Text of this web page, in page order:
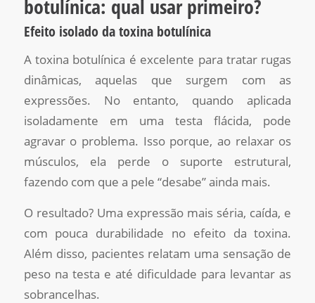
botulínica: qual usar primeiro?
Efeito isolado da toxina botulínica
A toxina botulínica é excelente para tratar rugas
dinâmicas, aquelas que surgem com as
expressões. No entanto, quando aplicada
isoladamente em uma testa flácida, pode
agravar o problema. Isso porque, ao relaxar os
músculos, ela perde o suporte estrutural,
fazendo com que a pele “desabe” ainda mais.
O resultado? Uma expressão mais séria, caída, e
com pouca durabilidade no efeito da toxina.
Além disso, pacientes relatam uma sensação de
peso na testa e até dificuldade para levantar as
sobrancelhas.